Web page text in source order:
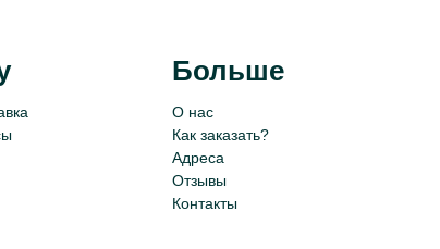
Больше
О нас
Как заказать?
Адреса
Отзывы
Контакты